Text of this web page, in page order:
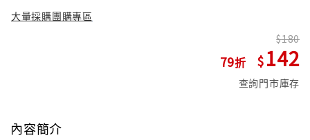
大量採購團購專區
79
180
142
查詢門市庫存
內容簡介